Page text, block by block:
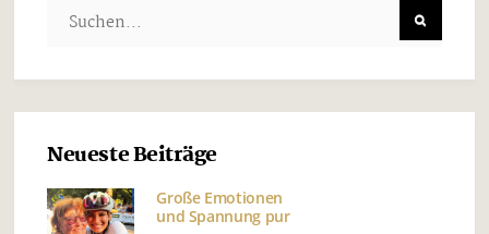
Neueste Beiträge
Große Emotionen
und Spannung pur